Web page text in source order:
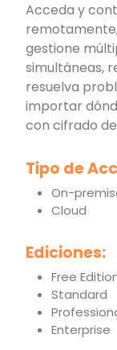
Acceda y
gestione
simultáneas,
resuelva
importar
con cifrado
Tipo de
On-
Cloud
Ediciones:
Free
Standard
Enterprise